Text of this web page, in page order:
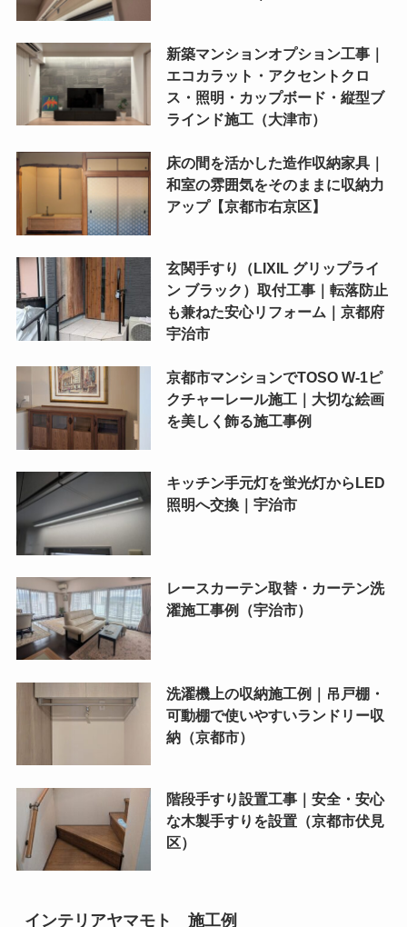
新築マンションオプション工事｜
エコカラット・アクセントクロ
ス・照明・カップボード・縦型ブ
ラインド施工（大津市）
床の間を活かした造作収納家具｜
和室の雰囲気をそのままに収納力
アップ【京都市右京区】
玄関手すり（LIXIL グリップライ
ン ブラック）取付工事｜転落防止
も兼ねた安心リフォーム｜京都府
宇治市
京都市マンションでTOSO W-1ピ
クチャーレール施工｜大切な絵画
を美しく飾る施工事例
キッチン手元灯を蛍光灯からLED
照明へ交換｜宇治市
レースカーテン取替・カーテン洗
濯施工事例（宇治市）
洗濯機上の収納施工例｜吊戸棚・
可動棚で使いやすいランドリー収
納（京都市）
階段手すり設置工事｜安全・安心
な木製手すりを設置（京都市伏見
区）
インテリアヤマモト 施工例